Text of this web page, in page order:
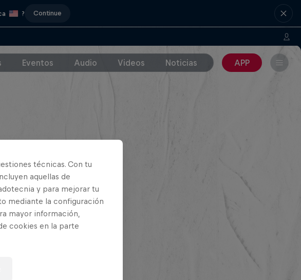
? Continue
Eventos Audio Videos Noticias APP
técnicas. Con tu
aquellas de
y para mejorar tu
mediante la configuración
mayor información,
cookies en la parte